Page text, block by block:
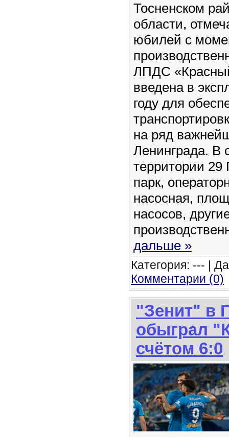
Тосненском
области,
юбилей с
ЛПДС
введена в
году для
на ряд
Ленинграда. В
территории 29
парк,
насосная,
насосов,
дальше »
Категория: --- |
Комментарии (0)
"Зенит" в
обыграл
счётом 6:0